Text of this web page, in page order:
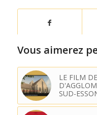
Vous aimerez
LE FILM
SUD-